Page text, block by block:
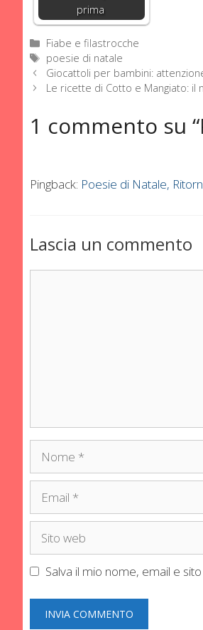
prima
Categorie
Fiabe e filastrocche
Tag
poesie di natale
Giocattoli per bambini:
Le ricette di Cotto e Mangiato: il
1 commento su
Pingback: Poesie di Natale,
Lascia un commento
Nome
Email
Sito
Salva il mio nome, email e